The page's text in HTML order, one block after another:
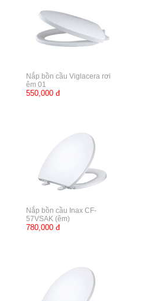
Nắp bồn cầu Viglacera rơi
êm 01
550,000 đ
Nắp bồn cầu Inax CF-
57VSAK (êm)
780,000 đ